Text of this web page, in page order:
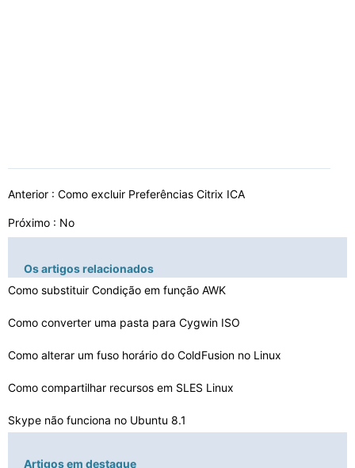
Anterior : Como excluir Preferências Citrix ICA
Próximo : No
Os artigos relacionados
Como substituir Condição em função AWK
Como converter uma pasta para Cygwin ISO
Como alterar um fuso horário do ColdFusion no Linux
Como compartilhar recursos em SLES Linux
Skype não funciona no Ubuntu 8.1
Artigos em destaque